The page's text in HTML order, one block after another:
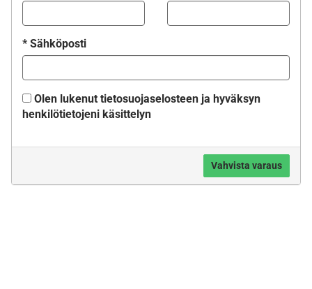
* Sähköposti
Olen lukenut tietosuojaselosteen ja hyväksyn
henkilötietojeni käsittelyn
Vahvista varaus